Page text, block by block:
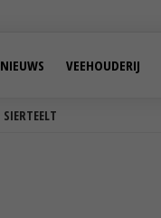
SIERTEELT
NIEUWS VEEHOUDERIJ